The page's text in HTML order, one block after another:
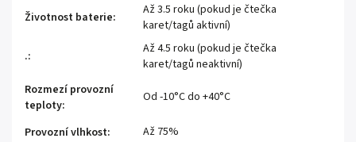
Životnost baterie:
Až 3.5 roku (pokud je čtečka
karet/tagů aktivní)
.:
Až 4.5 roku (pokud je čtečka
karet/tagů neaktivní)
Rozmezí provozní
teploty:
Od -10°C do +40°C
Provozní vlhkost:
Až 75%